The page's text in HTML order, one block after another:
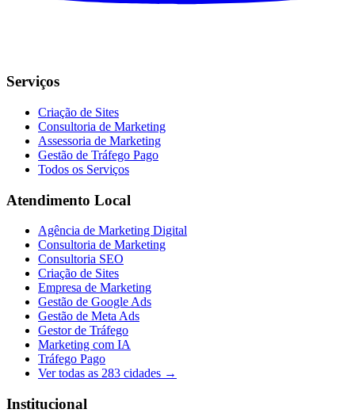
Serviços
Criação de Sites
Consultoria de Marketing
Assessoria de Marketing
Gestão de Tráfego Pago
Todos os Serviços
Atendimento Local
Agência de Marketing Digital
Consultoria de Marketing
Consultoria SEO
Criação de Sites
Empresa de Marketing
Gestão de Google Ads
Gestão de Meta Ads
Gestor de Tráfego
Marketing com IA
Tráfego Pago
Ver todas as 283 cidades →
Institucional